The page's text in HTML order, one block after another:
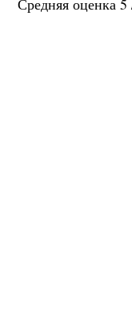
Средняя оценка5